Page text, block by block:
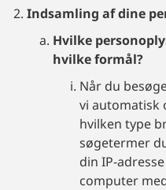
Indsamling af dine
Hvilke
hvilke formål?
Når du
vi automatisk
hvilken type
søgetermer
din IP-
computer